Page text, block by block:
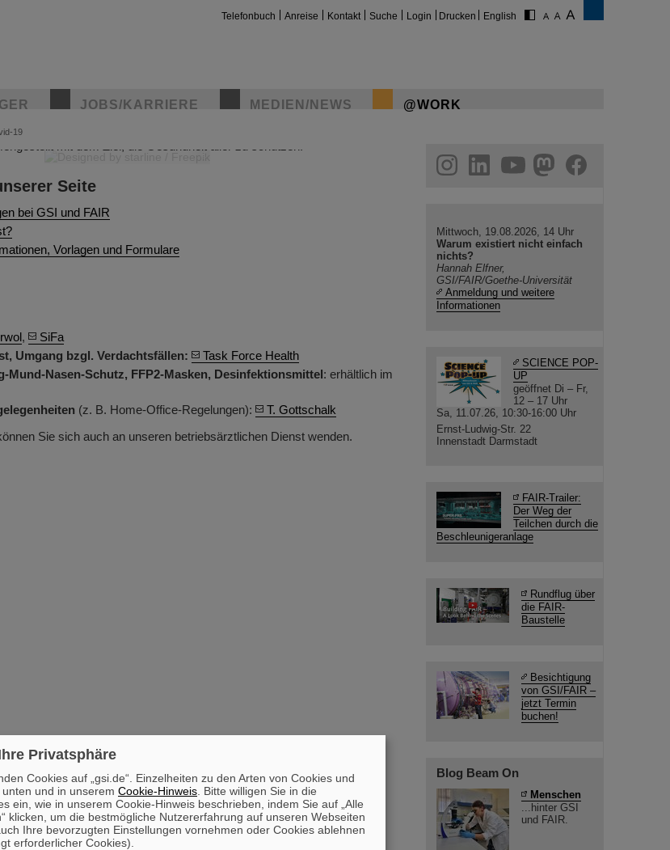
Telefonbuch Anreise Kontakt Suche Login Drucken English
JOBS/KARRIERE MEDIEN/NEWS @WORK
19
bei GSI und FAIR
dieser Seite aktuelle Empfehlungen sowie Beschlüsse der
Seite
bei GSI und FAIR
Vorlagen und Formulare
,
SiFa
Umgang bzgl. Verdachtsfällen:
Task Force Health
Mund-Nasen-Schutz, FFP2-Masken, Desinfektionsmittel: erhältlich im
(z. B. Home-Office-Regelungen):
T. Gottschalk
Sie sich auch an unseren betriebsärztlichen Dienst wenden.
helmholtz.social
facebook
Mittwoch, 19.08.2026, 14 Uhr
Warum existiert nicht einfach
nichts?
Hannah Elfner,
GSI/FAIR/Goethe-Universität
Anmeldung und weitere
Informationen
SCIENCE POP-
UP
geöffnet Di – Fr,
12 – 17 Uhr
Sa, 11.07.26, 10:30-16:00 Uhr
Ernst-Ludwig-Str. 22
Innenstadt Darmstadt
FAIR-Trailer:
Der Weg der
Teilchen durch die
Beschleunigeranlage
Rundflug über
die FAIR-
Baustelle
Besichtigung
von GSI/FAIR –
jetzt Termin
buchen!
Blog Beam On
Menschen
...hinter GSI
und FAIR.
Privatsphäre
Cookies auf „gsi.de“. Einzelheiten zu den Arten von Cookies und
und in unserem Cookie-Hinweis . Bitte willigen Sie in die
ein, wie in unserem Cookie-Hinweis beschrieben, indem Sie auf „Alle
klicken, um die bestmögliche Nutzererfahrung auf unseren Webseiten
Ihre bevorzugten Einstellungen vornehmen oder Cookies ablehnen
erforderlicher Cookies).